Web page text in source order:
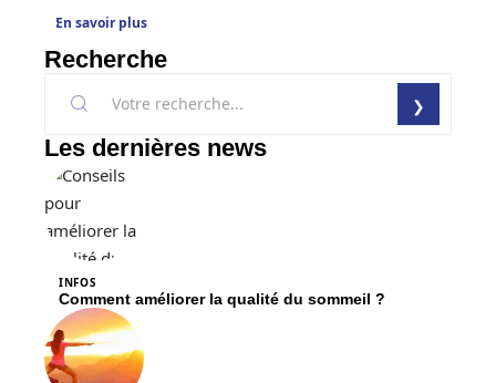
En savoir plus
Recherche
Les dernières news
INFOS
Comment améliorer la qualité du sommeil ?